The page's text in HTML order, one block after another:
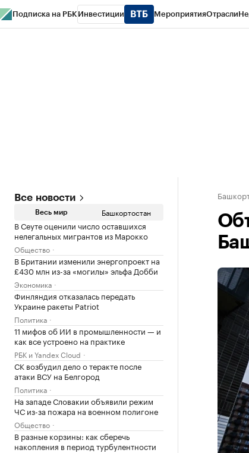
Подписка на РБК Инвестиции МероприятияОтрасли
Все новости
Весь мир Башкортостан
В Сеуте оценили число оставшихся
нелегальных мигрантов из Марокко
Общество
В Британии изменили энергопроект на
£430 млн из-за «могилы» эльфа Добби
Экономика
Финляндия отказалась передать
Украине ракеты Patriot
Политика
11 мифов об ИИ в промышленности — и
как все устроено на практике
РБК и Yandex Cloud
СК возбудил дело о теракте после
атаки ВСУ на Белгород
Политика
На западе Словакии объявили режим
ЧС из-за пожара на военном полигоне
Общество
В разные корзины: как сберечь
накопления в период турбулентности